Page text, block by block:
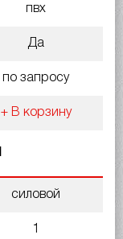
пвх
Да
по запросу
+ В корзину
силовой
1